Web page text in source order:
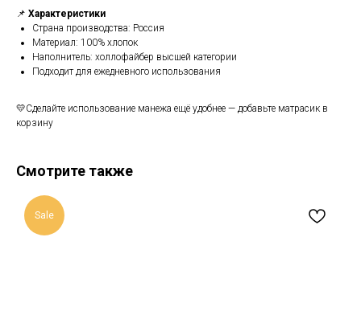
📌 Характеристики
Страна производства: Россия
Материал: 100% хлопок
Наполнитель: холлофайбер высшей категории
Подходит для ежедневного использования
💛Сделайте использование манежа ещё удобнее — добавьте матрасик в
корзину
Смотрите также
Sale